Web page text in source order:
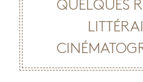
QUELQUES